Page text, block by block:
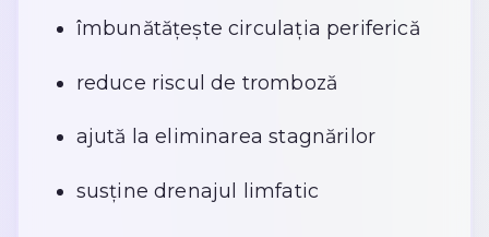
îmbunătățește circulația periferică
reduce riscul de tromboză
ajută la eliminarea stagnărilor
susține drenajul limfatic